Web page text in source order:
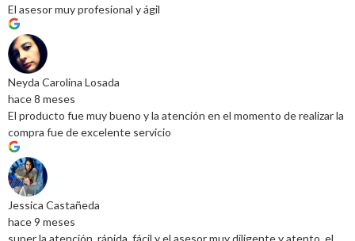
El asesor muy profesional y ágil
Neyda Carolina Losada
hace 8 meses
El producto fue muy bueno y la atención en el momento de realizar la
compra fue de excelente servicio
Jessica Castañeda
hace 9 meses
super la atención, rápida, fácil y el asesor muy diligente y atento, el